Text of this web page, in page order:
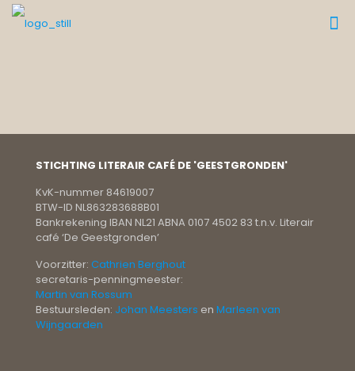
STICHTING LITERAIR CAFÉ DE 'GEESTGRONDEN'
KvK-nummer 84619007
BTW-ID NL863283688B01
Bankrekening IBAN NL21 ABNA 0107 4502 83 t.n.v. Literair
café ‘De Geestgronden’
Voorzitter: Cathrien Berghout
secretaris-penningmeester:
Martin van Rossum
Bestuursleden: Johan Meesters en Marleen van
Wijngaarden